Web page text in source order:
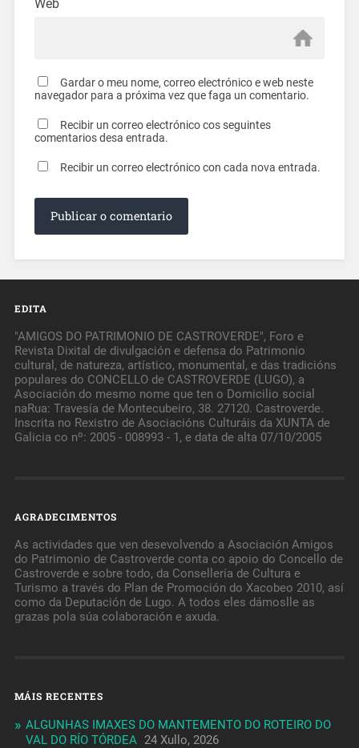
Web
Gardar o meu nome, correo electrónico e web neste
navegador para a próxima vez que faga un comentario.
Recibir un correo electrónico cos seguintes
comentarios desa entrada.
Recibir un correo electrónico con cada nova entrada.
EDITA
"AMIGOS DO PATRIMONIO DE CASTROVERDE", Foro e
Revista Dixital de divulgación e defensa do Patrimonio
cultural, de natureza, artístico, monumental, e das tradicións
populares do CONCELLO de CASTROVERDE (LUGO), a
Asociación do mesmo nome que ten o Domicilio social
naRua: Travesía de Montecubeiro, 38. 27120. Castroverde.
Inscrita no Rexistro de Asociacións Culturáis da XUNTA de
Galicia co nº: 2005 - 008993 - 1, e data de alta 07/10/2005
AGRADECIMENTOS
As actividades que ven desevolvendo a Asociación Amigos
do Patrimonio de Castroverde conta co apoio do Concello de
Castroverde e sobre todo, da Consellería de Cultura e
Turismo a través do Plan de Promoción do Xacobeo 2010, así
como da Deputación de Lugo. A todos eles dámoslle as
grazas pola súa colaboración e axuda.
MÁIS RECENTES
ALGUNHAS IMAXES DO MANTEMENTO DO ROTEIRO DO
VAL DO RÍO TÓRDEA 24 Xullo, 2026